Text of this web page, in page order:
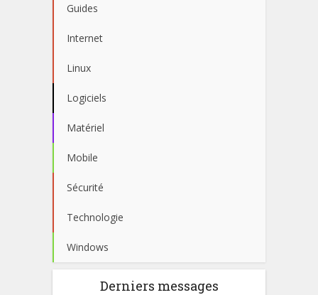
Guides
Internet
Linux
Logiciels
Matériel
Mobile
Sécurité
Technologie
Windows
Derniers messages